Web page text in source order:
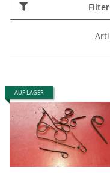
AUF LAGER